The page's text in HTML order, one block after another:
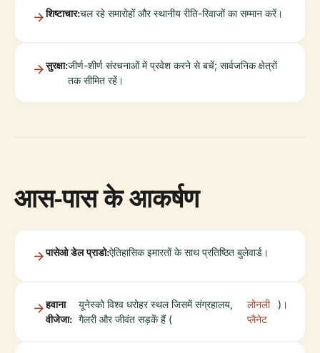
शिष्टाचार:चल रहे समारोहों और स्थानीय रीति-रिवाजों का सम्मान करें।
सुरक्षा:जीर्ण-शीर्ण संरचनाओं में प्रवेश करने से बचें; सार्वजनिक क्षेत्रों
तक सीमित रहें।
आस-पास के आकर्षण
पासेओ डेल प्राडो:ऐतिहासिक इमारतों के साथ प्रतिष्ठित बुलेवार्ड।
हवाना
वीजेजा:
यूनेस्को विश्व धरोहर स्थल जिसमें संग्रहालय,
गैलरी और जीवंत सड़कें हैं (
लोनली
प्लैनेट
)।